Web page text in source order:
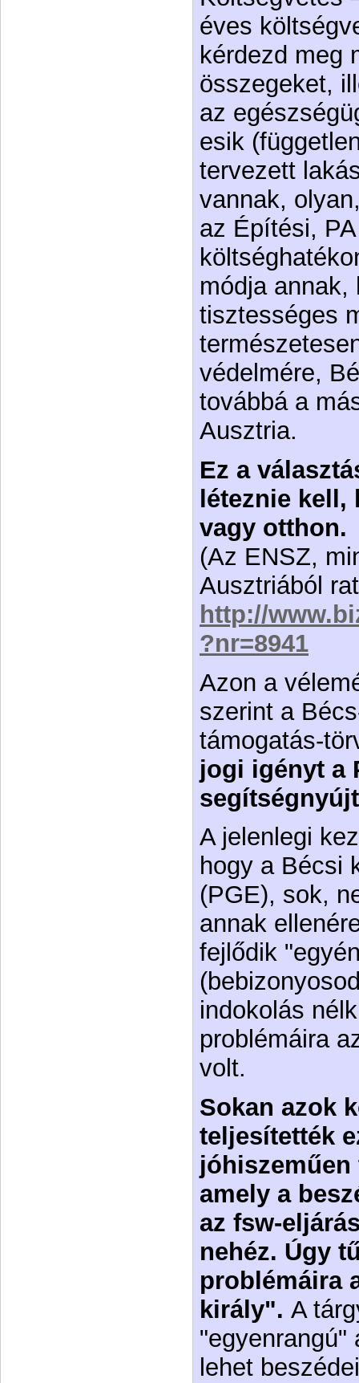
éves
kérdezd meg
összegeket,
az
esik
tervezett
vannak,
az Építési,
módja annak,
tisztességes
védelmére,
továbbá a
Ausztria.
Ez a
léteznie kell,
vagy otthon.
(Az ENSZ,
Ausztriából
http://
?nr=8941
Azon a
szerint a
támogatás-
jogi igényt a
A jelenlegi
hogy a Bécsi
(PGE), sok,
annak
fejlődik
indokolás
problémáira
volt.
Sokan azok
teljesítették
jóhiszeműen
amely a
az fsw-
nehéz. Úgy
problémáira
király". A
"egyenrangú"
lehet